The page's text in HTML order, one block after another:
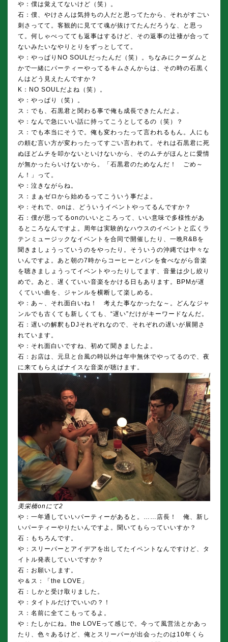
や：僕は覚えてないけど（笑）。
石：僕、やけさんは気持ちの人だと思ってたから、それがすごい
刺さってて。客観的に見てて魂が抜けてたんだろうな、と思っ
て。何しゃべってても返事はするけど、その返事の辻褄が合って
ないみたいなやりとりをずっとしてて。
や：やっぱりNO SOULだったんだ（笑）。ちなみにクーダムと
かで一緒にパーティーやってるキムさんからは、その時の石黒く
んはどう見えたんですか？
K：NO SOULだよね（笑）。
や：やっぱり（笑）。
ス：でも、石黒君と関わる事で俺も成長できたんだよ。
や：なんで急にいい話に持ってこうとしてるの（笑）？
ス：でも本当にそうで。俺も変わったって言われるもん。人にも
の頼む言い方が変わったってすごい言われて。それは石黒君に死
ぬほどムチを叩かないといけないから、そのムチがほんとに愛情
が無かったらいけないから。「石黒君のためなんだ！ ごめ～
ん！」って。
や：泣きながらね。
ス：まぁゼロから始めるってこういう事だよ。
や：それで、onは、どういうイベントやってるんですか？
石：僕が思ってるonのいいところって、いい意味で多様性があ
るところなんですよ。周年は実験的なハウスのイベントと広くラ
テンミュージックなイベントを合同で開催したり、一晩R&Bを
聞きましょうっていうのをやったり。そういうの沖縄では中々な
いんですよ。あと朝の7時からコーヒーとパンを食べながら音楽
を聴きましょうってイベントやったりしてます、音量は少し絞り
めで。あと、遅くていい音楽をかける日もあります。BPMが遅
くていい曲を、ジャンルを横断して楽しめる。
や：あ～、それ面白いね！ 考えた事なかったな～。どんなジャ
ンルでも古くても新しくても、“遅い”だけがキーワードなんだ。
石：遅いの解釈もDJそれぞれなので、それぞれの遅いが展開さ
れています。
や：それ面白いですね、初めて聞きましたよ。
石：お店は、元旦と台風の時以外は年中無休でやってるので、夜
に来てもらえばナイスな音楽が聴けます。
美栄橋onにて2
や：一年通していいパーティーがあると。……店長！ 俺、新し
いパーティーやりたいんですよ。聞いてもらっていいすか？
石：もちろんです。
や：スリーパーとアイデアを出してたイベントなんですけど、タ
イトル発表していいですか？
石：お願いします。
や＆ス：「the LOVE」
石：しかと受け取りました。
や：タイトルだけでいいの？！
ス：名前に全てこもってるよ。
や：たしかにね。the LOVEって感じで。今って風営法とかあっ
たり、色々あるけど、俺とスリーパーが出会ったのは10年くら